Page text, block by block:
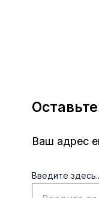
Ваш адрес
Введите